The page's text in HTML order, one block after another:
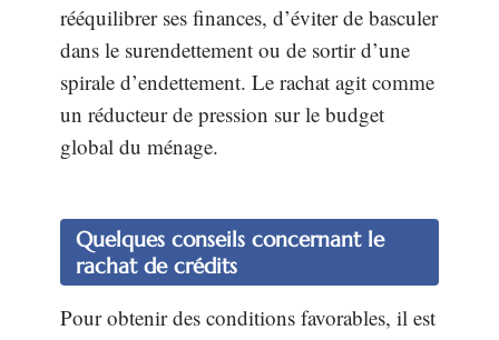
rééquilibrer ses finances, d’éviter de basculer
dans le surendettement ou de sortir d’une
spirale d’endettement. Le rachat agit comme
un réducteur de pression sur le budget
global du ménage.
Quelques conseils concernant le
rachat de crédits
Pour obtenir des conditions favorables, il est